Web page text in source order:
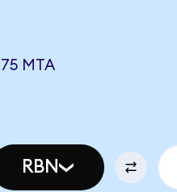
MTA
RBN